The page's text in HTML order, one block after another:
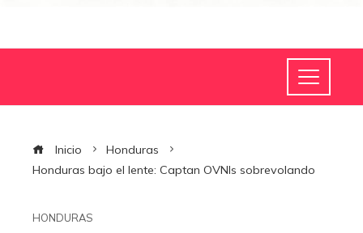
Inicio
Honduras
Honduras bajo el lente: Captan OVNIs sobrevolando
HONDURAS